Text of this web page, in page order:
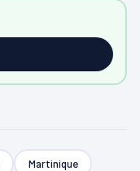
Martinique